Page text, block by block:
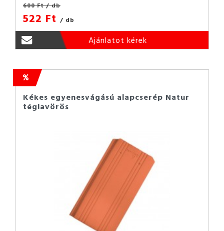
600 Ft/ db
522 Ft / db
Ajánlatot kérek
Kékes egyenesvágású alapcserép Natur
téglavörös